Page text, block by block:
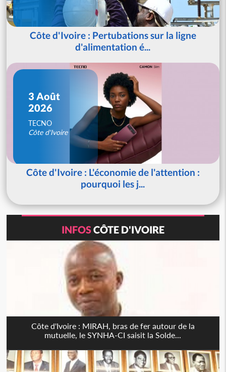
Côte d'Ivoire : Pertubations sur la ligne
d'alimentation é...
3 Août
2026
TECNO
Côte d'Ivoire
Côte d'Ivoire : L'économie de l'attention :
pourquoi les j...
INFOSCÔTE D'IVOIRE
Côte d'Ivoire : MIRAH, bras de fer autour de la
mutuelle, le SYNHA-CI saisit la Solde...